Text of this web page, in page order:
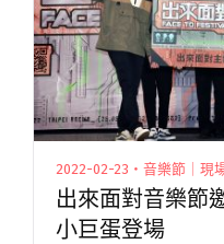
2022-02-23・音樂節｜現
出來面對音樂節
小巨蛋登場